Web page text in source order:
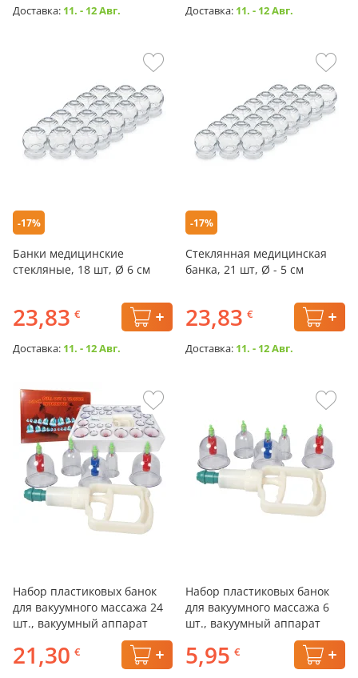
Доставка: 11. - 12 Авг. Доставка: 11. - 12 Авг.
-17%
Банки медицинские
стекляные, 18 шт, Ø 6 см
23,83 €
Доставка: 11. - 12 Авг.
-17%
Стеклянная медицинская
банка, 21 шт, Ø - 5 см
23,83 €
Доставка: 11. - 12 Авг.
Набор пластиковых банок
для вакуумного массажа 24
шт., вакуумный аппарат
21,30 €
Набор пластиковых банок
для вакуумного массажа 6
шт., вакуумный аппарат
5,95 €